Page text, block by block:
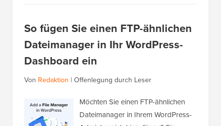
So fügen Sie einen FTP-ähnlichen
Dateimanager in Ihr WordPress-
Dashboard ein
Von Redaktion | Offenlegung durch Leser
Möchten Sie einen FTP-ähnlichen
Dateimanager in Ihrem WordPress-